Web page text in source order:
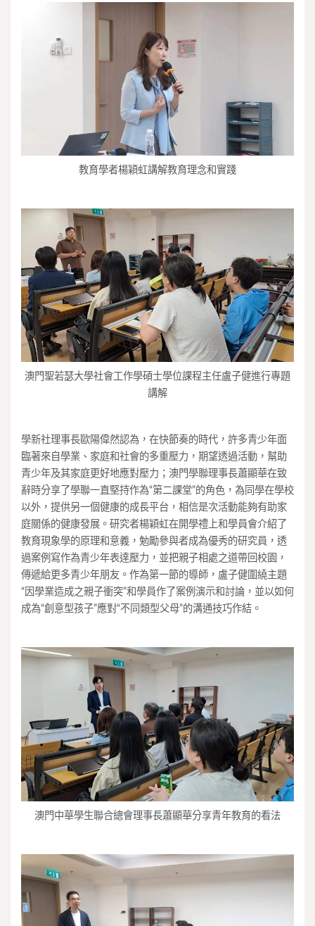
教育學者楊穎虹講解教育理念和實踐
澳門聖若瑟大學社會工作學碩士學位課程主任盧子健進行專題
講解
學新社理事長歐陽偉然認為，在快節奏的時代，許多青少年面
臨著來自學業、家庭和社會的多重壓力，期望透過活動，幫助
青少年及其家庭更好地應對壓力；澳門學聯理事長蕭顯華在致
辭時分享了學聯一直堅持作為“第二課堂”的角色，為同學在學校
以外，提供另一個健康的成長平台，相信是次活動能夠有助家
庭關係的健康發展。研究者楊穎虹在開學禮上和學員會介紹了
教育現象學的原理和意義，勉勵參與者成為優秀的研究員，透
過案例寫作為青少年表達壓力，並把親子相處之道帶回校園，
傳遞給更多青少年朋友。作為第一節的導師，盧子健圍繞主題
“因學業造成之親子衝突”和學員作了案例演示和討論，並以如何
成為“創意型孩子”應對“不同類型父母”的溝通技巧作結。
澳門中華學生聯合總會理事長蕭顯華分享青年教育的看法